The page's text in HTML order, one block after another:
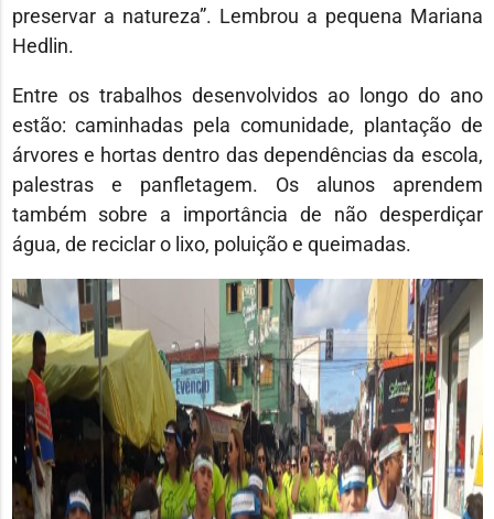
preservar a natureza”. Lembrou a pequena Mariana
Hedlin.
Entre os trabalhos desenvolvidos ao longo do ano
estão: caminhadas pela comunidade, plantação de
árvores e hortas dentro das dependências da escola,
palestras e panfletagem. Os alunos aprendem
também sobre a importância de não desperdiçar
água, de reciclar o lixo, poluição e queimadas.